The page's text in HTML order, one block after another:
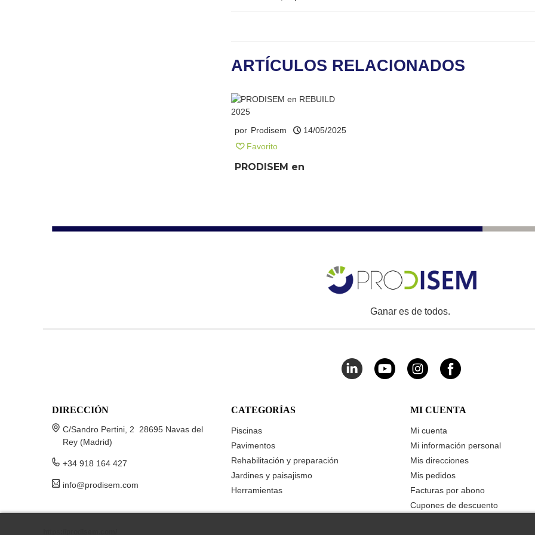
ARTÍCULOS RELACIONADOS
por Prodisem
14/05/2025
Favorito
PRODISEM en
Ganar es de todos.
DIRECCIÓN
C/Sandro Pertini, 2 28695 Navas del
Rey (Madrid)
+34 918 164 427
info@prodisem.com
CATEGORÍAS
Piscinas
Pavimentos
Rehabilitación y preparación
Jardines y paisajismo
Herramientas
MI CUENTA
Mi cuenta
Mi información personal
Mis direcciones
Mis pedidos
Facturas por abono
Cupones de descuento